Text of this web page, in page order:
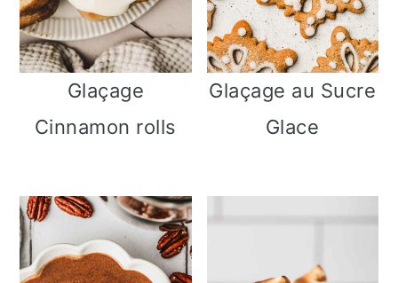
Glaçage
Cinnamon rolls
Glaçage au Sucre
Glace